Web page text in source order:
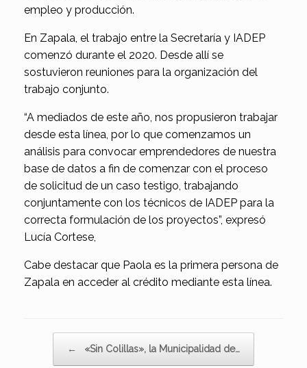
empleo y producción.
En Zapala, el trabajo entre la Secretaría y IADEP
comenzó durante el 2020. Desde allí se
sostuvieron reuniones para la organización del
trabajo conjunto.
“A mediados de este año, nos propusieron trabajar
desde esta línea, por lo que comenzamos un
análisis para convocar emprendedores de nuestra
base de datos a fin de comenzar con el proceso
de solicitud de un caso testigo, trabajando
conjuntamente con los técnicos de IADEP para la
correcta formulación de los proyectos”, expresó
Lucía Cortese,
Cabe destacar que Paola es la primera persona de
Zapala en acceder al crédito mediante esta línea.
← «Sin Colillas», la Municipalidad de…